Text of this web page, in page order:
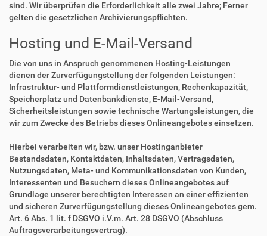
sind. Wir überprüfen die Erforderlichkeit alle zwei Jahre; Ferner
gelten die gesetzlichen Archivierungspflichten.
Hosting und E-Mail-Versand
Die von uns in Anspruch genommenen Hosting-Leistungen
dienen der Zurverfügungstellung der folgenden Leistungen:
Infrastruktur- und Plattformdienstleistungen, Rechenkapazität,
Speicherplatz und Datenbankdienste, E-Mail-Versand,
Sicherheitsleistungen sowie technische Wartungsleistungen, die
wir zum Zwecke des Betriebs dieses Onlineangebotes einsetzen.
Hierbei verarbeiten wir, bzw. unser Hostinganbieter
Bestandsdaten, Kontaktdaten, Inhaltsdaten, Vertragsdaten,
Nutzungsdaten, Meta- und Kommunikationsdaten von Kunden,
Interessenten und Besuchern dieses Onlineangebotes auf
Grundlage unserer berechtigten Interessen an einer effizienten
und sicheren Zurverfügungstellung dieses Onlineangebotes gem.
Art. 6 Abs. 1 lit. f DSGVO i.V.m. Art. 28 DSGVO (Abschluss
Auftragsverarbeitungsvertrag).